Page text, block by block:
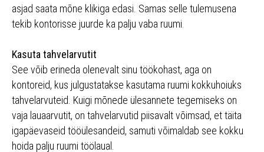
asjad saata mõne klikiga edasi. Samas selle tulemusena
tekib kontorisse juurde ka palju vaba ruumi.
Kasuta tahvelarvutit
See võib erineda olenevalt sinu töökohast, aga on
kontoreid, kus julgustatakse kasutama ruumi kokkuhoiuks
tahvelarvuteid. Kuigi mõnede ülesannete tegemiseks on
vaja lauaarvutit, on tahvelarvutid piisavalt võimsad, et täita
igapäevaseid tööülesandeid, samuti võimaldab see kokku
hoida palju ruumi töölaual.